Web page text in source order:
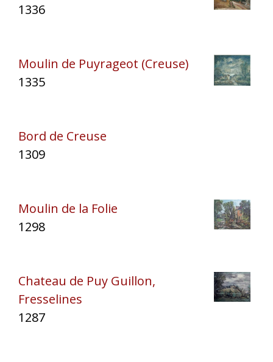
1336
Moulin de Puyrageot (Creuse)
1335
Bord de Creuse
1309
Moulin de la Folie
1298
Chateau de Puy Guillon,
Fresselines
1287